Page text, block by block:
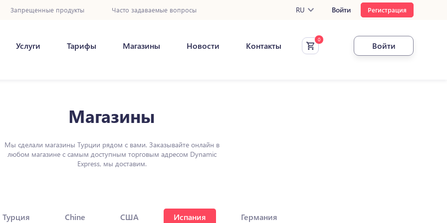
Запрещенные продукты Часто задаваемые вопросы RU Войти Регистрация
Услуги Тарифы Магазины Новости Контакты Войти
Магазины
Мы сделали магазины Турции рядом с вами. Заказывайте онлайн в
любом магазине с самым доступным торговым адресом Dynamic
Express, мы доставим.
Турция Chine США Испания Германия